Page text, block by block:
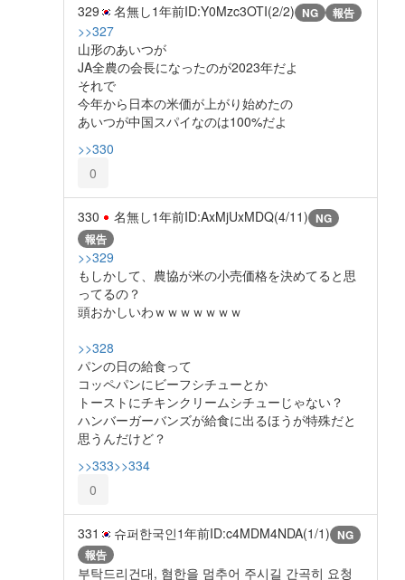
329 名無し1年前ID:Y0Mzc3OTI(2/2) NG 報告
>>327
山形のあいつが
JA全農の会長になったのが2023年だよ
それで
今年から日本の米価が上がり始めたの
あいつが中国スパイなのは100%だよ
>>330
0
330 名無し1年前ID:AxMjUxMDQ(4/11) NG
報告
>>329
もしかして、農協が米の小売価格を決めてると思
ってるの？
頭おかしいわｗｗｗｗｗｗｗ
>>328
パンの日の給食って
コッペパンにビーフシチューとか
トーストにチキンクリームシチューじゃない？
ハンバーガーバンズが給食に出るほうが特殊だと
思うんだけど？
>>333>>334
0
331 슈퍼한국인1年前ID:c4MDM4NDA(1/1) NG
報告
부탁드리건대, 혐한을 멈추어 주시길 간곡히 요청